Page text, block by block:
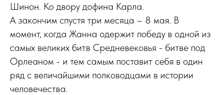
Шинон. Ко двору дофина Карла.
А закончим спустя три месяца – 8 мая. В
момент, когда Жанна одержит победу в одной из
самых великих битв Средневековья - битве под
Орлеаном - и тем самым поставит себя в один
ряд с величайшими полководцами в истории
человечества.